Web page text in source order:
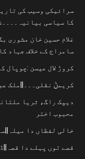
سرائیکی وسیب کی
کا سیاسی
غلام حسین خان مشوری
سامراج کے خلاف جہاد
کروڑ لال عیسن :چوپال
کریمݨ نقلی۔۔۔||ملک
دیپک راگ، ثریا
محبوب اختر
خالی لفظاں دا
قصے توں پہلے دا